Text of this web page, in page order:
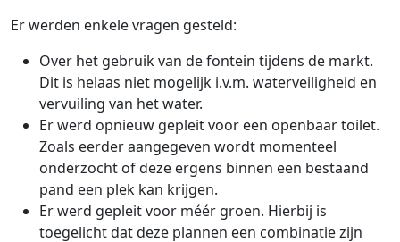
Er werden enkele vragen gesteld:
Over het gebruik van de fontein tijdens de markt.
Dit is helaas niet mogelijk i.v.m. waterveiligheid en
vervuiling van het water.
Er werd opnieuw gepleit voor een openbaar toilet.
Zoals eerder aangegeven wordt momenteel
onderzocht of deze ergens binnen een bestaand
pand een plek kan krijgen.
Er werd gepleit voor méér groen. Hierbij is
toegelicht dat deze plannen een combinatie zijn